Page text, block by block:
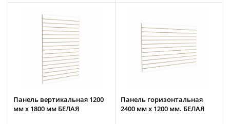
Панель вертикальная 1200
мм х 1800 мм БЕЛАЯ
Панель горизонтальная
2400 мм х 1200 мм. БЕЛАЯ